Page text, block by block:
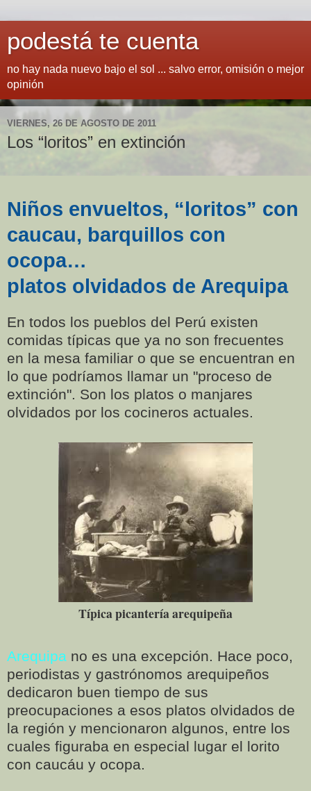
podestá te cuenta
no hay nada nuevo bajo el sol ... salvo error, omisión o mejor
opinión
VIERNES, 26 DE AGOSTO DE 2011
Los “loritos” en extinción
Niños envueltos, “loritos” con
caucau, barquillos con
ocopa…
platos olvidados de Arequipa
En todos los pueblos del Perú existen
comidas típicas que ya no son frecuentes
en la mesa familiar o que se encuentran en
lo que podríamos llamar un "proceso de
extinción". Son los platos o manjares
olvidados por los cocineros actuales.
Típica picantería arequipeña
Arequipa no es una excepción. Hace poco,
periodistas y gastrónomos arequipeños
dedicaron buen tiempo de sus
preocupaciones a esos platos olvidados de
la región y mencionaron algunos, entre los
cuales figuraba en especial lugar el lorito
con caucáu y ocopa.